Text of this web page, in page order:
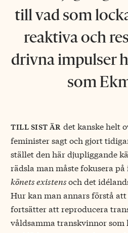
till vad som
reaktiva och
drivna impulser
som
till sist är det kanske helt
feminister sagt och gjort
stället den här djupliggande
rädsla man måste fokusera på
könets existensoch det
Hur kan man annars förstå att
fortsätter att reproducera
våldsamma transkvinnor